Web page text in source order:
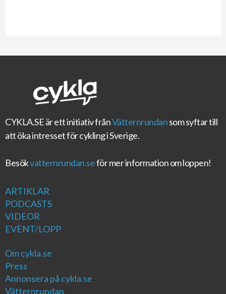
CYKLA.SEär ett initiativ frånVätternrundansom syftar till
att öka intresset för cykling i Sverige.
Besökvatternrundan.seför mer information om loppen!
ARTIKLAR
PODCASTS
VIDEOR
EVENT/LOPP
Om cykla.se
Press
Annonsera på cykla.se
Vätternrundan